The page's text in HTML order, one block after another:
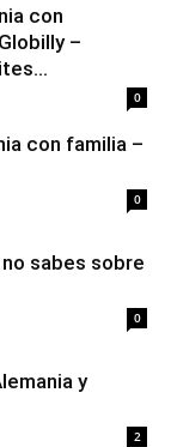
con
–
0
con familia –
0
sabes sobre
0
y
2